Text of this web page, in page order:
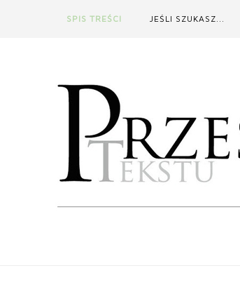
SPIS TREŚCI JEŚLI SZUKASZ...